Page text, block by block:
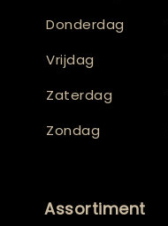
Donderdag
Vrijdag
Zaterdag
Zondag
Assortiment